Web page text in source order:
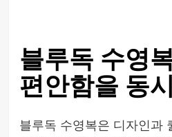
블루독 수영
편안함을 동
블루독 수영복은 디자인과